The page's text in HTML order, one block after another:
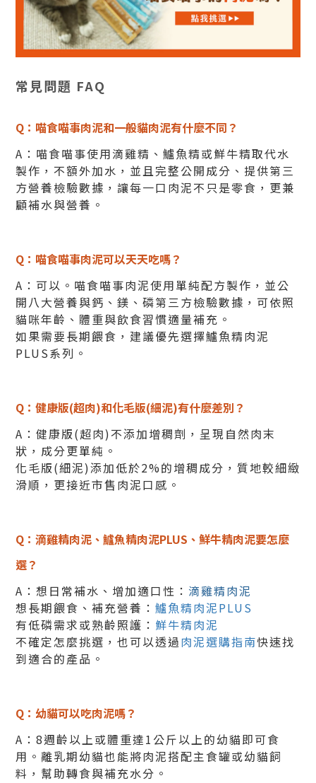
常見問題 FAQ
Q：喵食喵事肉泥和一般貓肉泥有什麼不同？
A：喵食喵事使用滴雞精、鱸魚精或鮮牛精取代水
製作，不額外加水，並且完整公開成分、提供第三
方營養檢驗數據，讓每一口肉泥不只是零食，更兼
顧補水與營養。
Q：喵食喵事肉泥可以天天吃嗎？
A：可以。喵食喵事肉泥使用單純配方製作，並公
開八大營養與鈣、鎂、磷第三方檢驗數據，可依照
貓咪年齡、體重與飲食習慣適量補充。
如果需要長期餵食，建議優先選擇鱸魚精肉泥
PLUS系列。
Q：健康版(超肉)和化毛版(細泥)有什麼差別？
A：健康版(超肉)不添加增稠劑，呈現自然肉末
狀，成分更單純。
化毛版(細泥)添加低於2%的增稠成分，質地較細緻
滑順，更接近市售肉泥口感。
Q：滴雞精肉泥、鱸魚精肉泥PLUS、鮮牛精肉泥要怎麼
選？
A：想日常補水、增加適口性： 滴雞精肉泥
想長期餵食、補充營養： 鱸魚精肉泥PLUS
有低磷需求或熟齡照護： 鮮牛精肉泥
不確定怎麼挑選，也可以透過肉泥選購指南快速找
到適合的產品。
Q：幼貓可以吃肉泥嗎？
A：8週齡以上或體重達1公斤以上的幼貓即可食
用。 離乳期幼貓也能將肉泥搭配主食罐或幼貓飼
料，幫助轉食與補充水分。